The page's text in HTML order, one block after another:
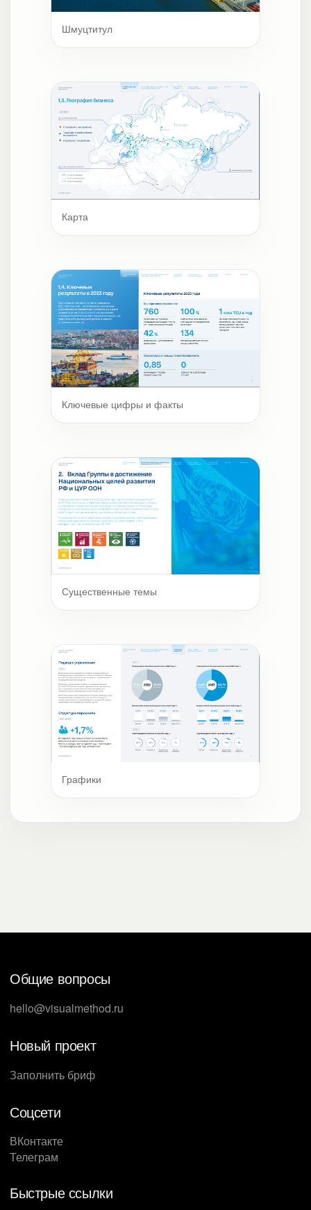
Шмуцтитул
Карта
Ключевые цифры и факты
Существенные темы
Графики
Общие вопросы
hello@visualmethod.ru
Новый проект
Заполнить бриф
Соцсети
ВКонтакте
Телеграм
Быстрые ссылки